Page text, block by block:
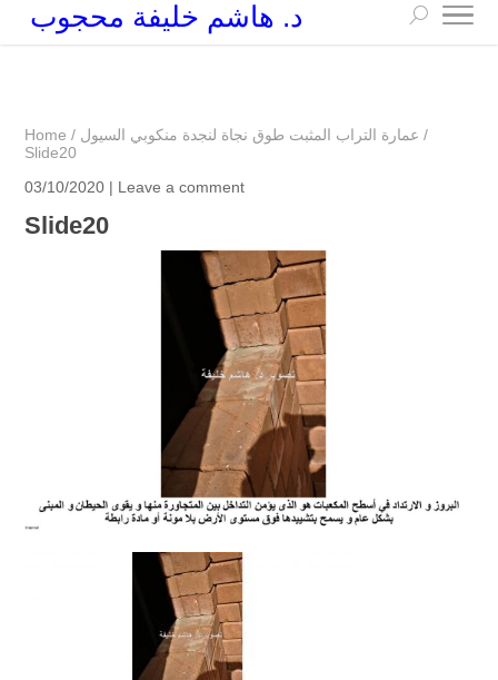
د. هاشم خليفة محجوب
Home / عمارة التراب المثبت طوق نجاة لنجدة منكوبي السيول /
Slide20
03/10/2020 | Leave a comment
Slide20